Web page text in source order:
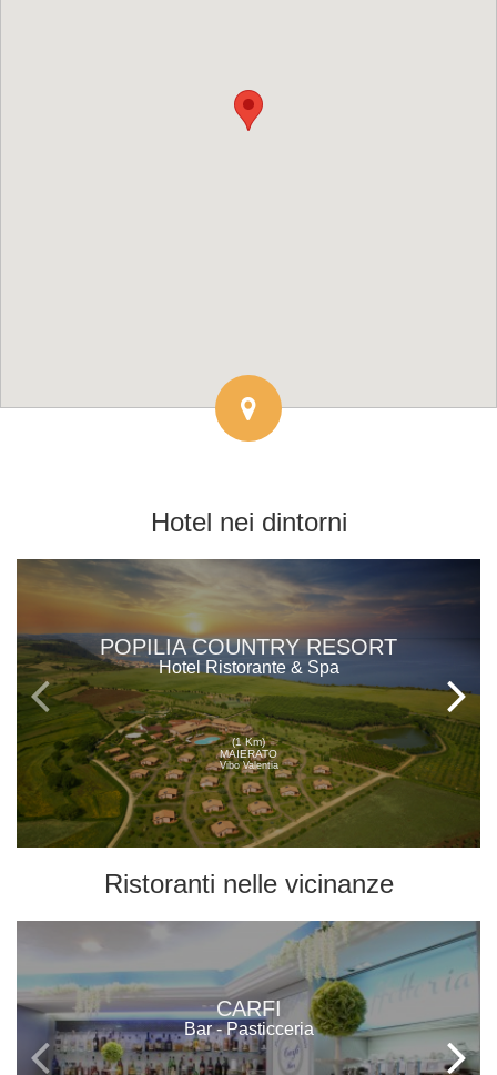
Hotel nei dintorni
POPILIA COUNTRY RESORT
Hotel Ristorante & Spa
(1 Km)
MAIERATO
Vibo Valentia
Ristoranti nelle vicinanze
CARFI
Bar - Pasticceria